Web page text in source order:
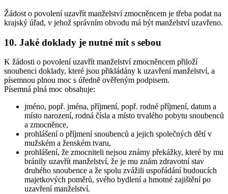
Žádost o povolení uzavřít manželství zmocněncem je třeba podat na
krajský úřad, v jehož správním obvodu má být manželství uzavřeno.
10. Jaké doklady je nutné mít s sebou
K žádosti o povolení uzavřít manželství zmocněncem přiloží
snoubenci doklady, které jsou přikládány k uzavření manželství, a
písemnou plnou moc s úředně ověřeným podpisem.
Písemná plná moc obsahuje:
jméno, popř. jména, příjmení, popř. rodné příjmení, datum a
místo narození, rodná čísla a místo trvalého pobytu snoubenců
a zmocněnce,
prohlášení o příjmení snoubenců a jejich společných dětí v
mužském a ženském tvaru,
prohlášení, že zmocniteli nejsou známy překážky, které by mu
bránily uzavřít manželství, že je mu znám zdravotní stav
druhého snoubence a že spolu zvážili uspořádání budoucích
majetkových poměrů, svého bydlení a hmotné zajištění po
uzavření manželství.